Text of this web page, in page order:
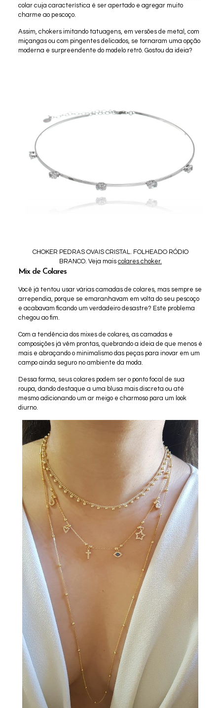
colar cuja característica é ser apertado e agregar muito
charme ao pescoço.
Assim, chokers imitando tatuagens, em versões de metal, com
miçangas ou com pingentes delicados, se tornaram uma opção
moderna e surpreendente do modelo retrô. Gostou da ideia?
CHOKER PEDRAS OVAIS CRISTAL. FOLHEADO RÓDIO
BRANCO. Veja mais colares choker.
Mix de Colares
Você já tentou usar várias camadas de colares, mas sempre se
arrependia, porque se emaranhavam em volta do seu pescoço
e acabavam ficando um verdadeiro desastre? Este problema
chegou ao fim.
Com a tendência dos mixes de colares, as camadas e
composições já vêm prontas, quebrando a ideia de que menos é
mais e abraçando o minimalismo das peças para inovar em um
campo ainda seguro no ambiente da moda.
Dessa forma, seus colares podem ser o ponto focal de sua
roupa, dando destaque a uma blusa mais discreta ou até
mesmo adicionando um ar meigo e charmoso para um look
diurno.